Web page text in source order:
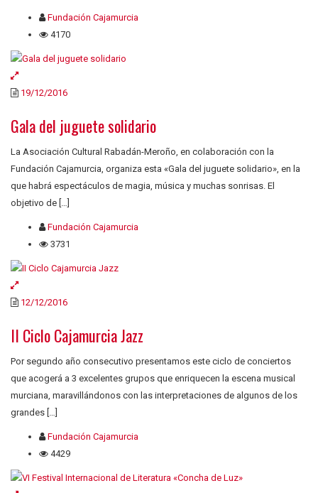
Fundación Cajamurcia
4170
19/12/2016
Gala del juguete solidario
La Asociación Cultural Rabadán-Meroño, en colaboración con la
Fundación Cajamurcia, organiza esta «Gala del juguete solidario», en la
que habrá espectáculos de magia, música y muchas sonrisas. El
objetivo de […]
Fundación Cajamurcia
3731
12/12/2016
II Ciclo Cajamurcia Jazz
Por segundo año consecutivo presentamos este ciclo de conciertos
que acogerá a 3 excelentes grupos que enriquecen la escena musical
murciana, maravillándonos con las interpretaciones de algunos de los
grandes […]
Fundación Cajamurcia
4429